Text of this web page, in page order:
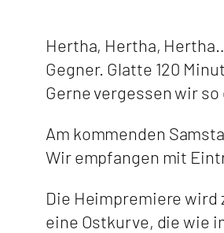
Hertha, Hertha,
Gegner. Glatte 120
Gerne vergessen wir
Am kommenden
Wir empfangen mit
Die Heimpremiere wird
eine Ostkurve, die wie